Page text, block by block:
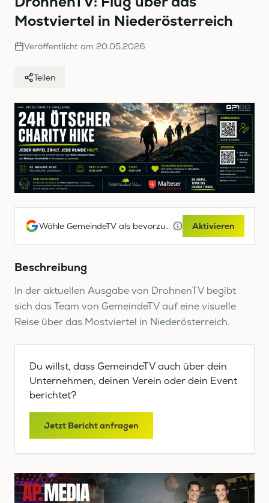
Mostviertel in Niederösterreich
Veröffentlicht am 20.05.2026
Teilen
Wähle GemeindeTV als bevorzugte Google-Quelle Aktivieren
Beschreibung
In der aktuellen Ausgabe von DrohnenTV begibt
sich das Team von GemeindeTV auf eine visuelle
Reise über das Mostviertel in Niederösterreich.
Du willst, dass GemeindeTV auch über dein
Unternehmen, deinen Verein oder dein Event
berichtet?
Jetzt Bericht anfragen